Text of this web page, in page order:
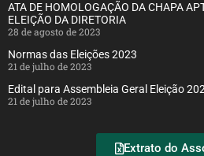
ATA DE HOMOLOGAÇÃO DA CHAPA
ELEIÇÃO DA DIRETORIA
28 de agosto de 2023
Normas das Eleições 2023
21 de julho de 2023
Edital para Assembleia Geral Eleição
21 de julho de 2023
Extrato do